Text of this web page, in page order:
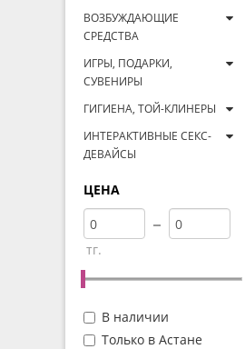
ВОЗБУЖДАЮЩИЕ
СРЕДСТВА
ИГРЫ, ПОДАРКИ,
СУВЕНИРЫ
ГИГИЕНА, ТОЙ-КЛИНЕРЫ
ИНТЕРАКТИВНЫЕ СЕКС-
ДЕВАЙСЫ
ЦЕНА
тг.
В наличии
Только в Астане
Бесконтактный
клиторальный стимулятор
Womanizer Liberty розовый
WZ11CM0200
Количество